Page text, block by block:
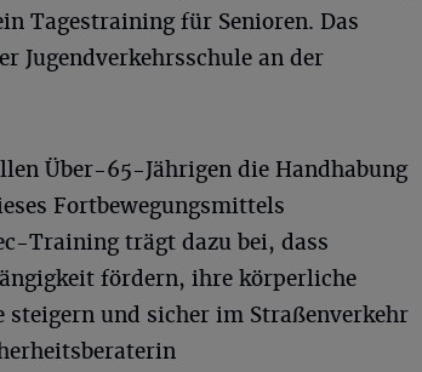
Tagestraining für Senioren. Das
Jugendverkehrsschule an der
Über-65-Jährigen die Handhabung
Fortbewegungsmittels
Training trägt dazu bei, dass
fördern, ihre körperliche
steigern und sicher im Straßenverkehr